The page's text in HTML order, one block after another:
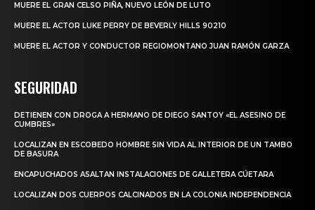
MUERE EL GRAN CELSO PIÑA, NUEVO LEÓN DE LUTO
MUERE EL ACTOR LUKE PERRY DE BEVERLY HILLS 90210
MUERE EL ACTOR Y CONDUCTOR REGIOMONTANO JUAN RAMÓN GARZA
SEGURIDAD
DETIENEN CON DROGA A HERMANO DE DIEGO SANTOY «EL ASESINO DE
CUMBRES»
LOCALIZAN EN ESCOBEDO HOMBRE SIN VIDA AL INTERIOR DE UN TAMBO
DE BASURA
ENCAPUCHADOS ASALTAN INSTALACIONES DE GALLETERA CÚETARA
LOCALIZAN DOS CUERPOS CALCINADOS EN LA COLONIA INDEPENDENCIA